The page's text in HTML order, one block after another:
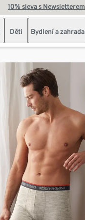
10% sleva s Newsletterem
Děti Bydlení a zahrada